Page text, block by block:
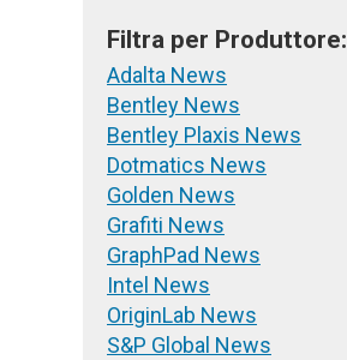
Filtra per Produttore:
Adalta News
Bentley News
Bentley Plaxis News
Dotmatics News
Golden News
Grafiti News
GraphPad News
Intel News
OriginLab News
S&P Global News